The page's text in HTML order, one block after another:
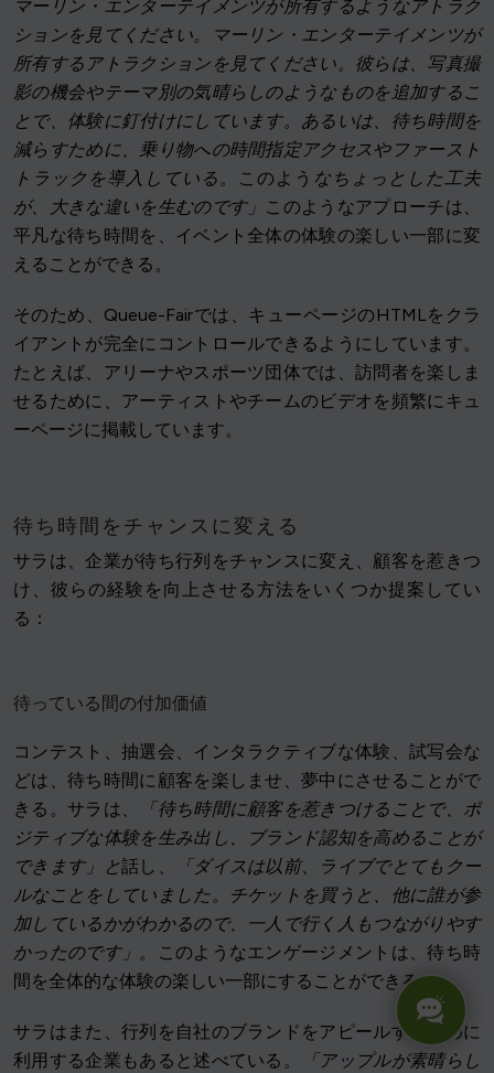
マーリン・エンターテイメンツが所有するようなアトラク
ションを見てください。マーリン・エンターテイメンツが
所有するアトラクションを見てください。彼らは、写真撮
影の機会やテーマ別の気晴らしのようなものを追加するこ
とで、体験に釘付けにしています。あるいは、待ち時間を
減らすために、乗り物への時間指定アクセスやファースト
トラックを導入している。
このよう なちょっとした工夫
が、大きな違いを生むのです」 このようなアプローチは、
平凡な待ち時間を、イベント全体の体験の楽しい一部に変
えることができる。
そのため、Queue-Fairでは、キューページのHTMLをクラ
イアントが完全にコントロールできるようにしています。
たとえば、アリーナやスポーツ団体では、訪問者を楽しま
せるために、アーティストやチームのビデオを頻繁にキュ
ーページに掲載しています。
待ち時間をチャンスに変える
サラは、企業が待ち行列をチャンスに変え、顧客を惹きつ
け、彼らの経験を向上させる方法をいくつか提案してい
る：
待っている間の付加価値
コンテスト、抽選会、インタラクティブな体験、試写会な
どは、待ち時間に顧客を楽しませ、夢中にさせることがで
きる。サラは、
「待ち時間に顧客を惹きつけることで、ポ
ジティブな体験を生み出し、ブランド認知を高めることが
できます」と話し、
「ダイスは以前、ライブでとてもクー
ルなことをしていました。チケットを買うと、他に誰が参
加しているかがわかるので、一人で行く人もつながりやす
かったのです」。
このようなエンゲージメントは、待ち時
間を全体的な体験の楽しい一部にすることができる。
サラはまた、行列を自社のブランドをアピールするために
利用する企業もあると述べている。
「アップルが素晴らし